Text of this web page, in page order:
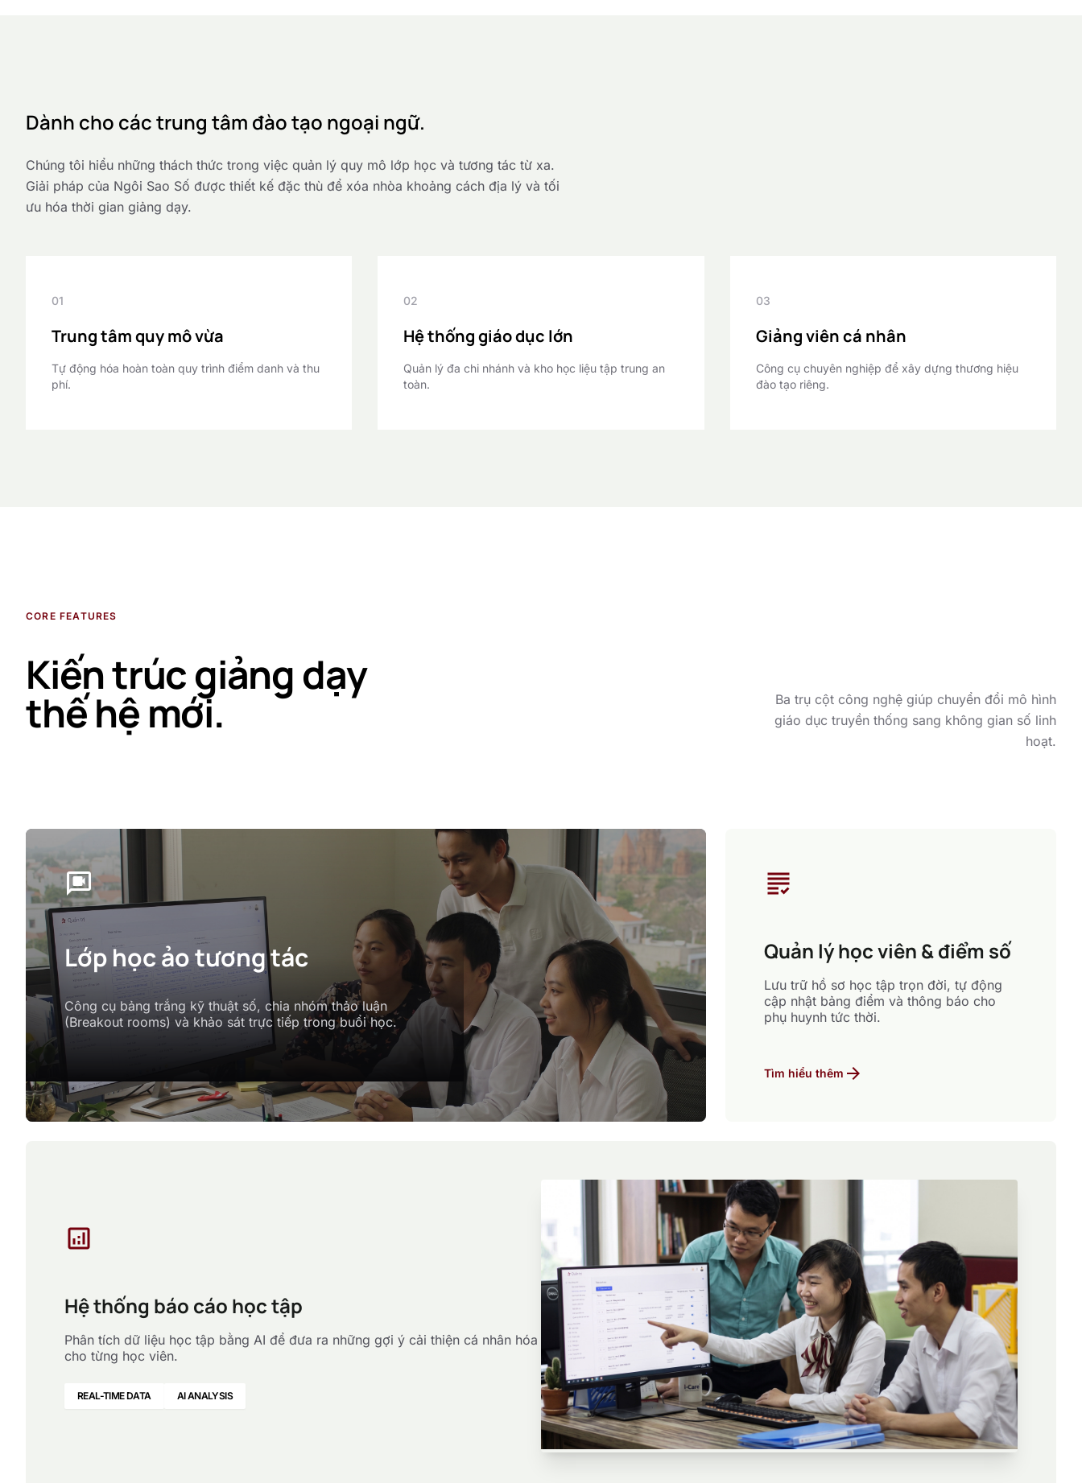
Dành cho các trung tâm đào tạo ngoại ngữ.
Chúng tôi hiểu những thách thức trong việc quản lý quy mô lớp học và tương tác từ xa.
Giải pháp của Ngôi Sao Số được thiết kế đặc thù để xóa nhòa khoảng cách địa lý và tối
ưu hóa thời gian giảng dạy.
01
Trung tâm quy mô vừa
Tự động hóa hoàn toàn quy trình điểm danh và thu
phí.
02
Hệ thống giáo dục lớn
Quản lý đa chi nhánh và kho học liệu tập trung an
toàn.
03
Giảng viên cá nhân
Công cụ chuyên nghiệp để xây dựng thương hiệu
đào tạo riêng.
CORE FEATURES
Kiến trúc giảng dạy
thế hệ mới.
Ba trụ cột công nghệ giúp chuyển đổi mô hình
giáo dục truyền thống sang không gian số linh
hoạt.
video_chat
Lớp học ảo tương tác
Công cụ bảng trắng kỹ thuật số, chia nhóm thảo luận
(Breakout rooms) và khảo sát trực tiếp trong buổi học.
grading
Quản lý học viên & điểm số
Lưu trữ hồ sơ học tập trọn đời, tự động
cập nhật bảng điểm và thông báo cho
phụ huynh tức thời.
Tìm hiểu thêm arrow_forward
analytics
Hệ thống báo cáo học tập
Phân tích dữ liệu học tập bằng AI để đưa ra những gợi ý cải thiện cá nhân hóa
cho từng học viên.
REAL-TIME DATA AI ANALYSIS